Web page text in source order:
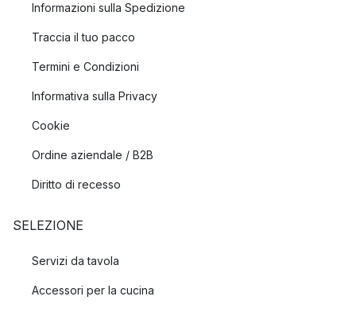
Informazioni sulla Spedizione
Traccia il tuo pacco
Termini e Condizioni
Informativa sulla Privacy
Cookie
Ordine aziendale / B2B
Diritto di recesso
SELEZIONE
Servizi da tavola
Accessori per la cucina